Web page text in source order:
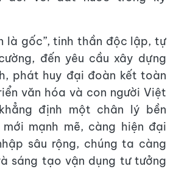
là gốc”, tinh thần độc lập, tự
đến yêu cầu xây dựng
phát huy đại đoàn kết toàn
văn hóa và con người Việt
định một chân lý bền
mạnh mẽ, càng hiện đại
sâu rộng, chúng ta càng
sáng tạo vận dụng tư tưởng